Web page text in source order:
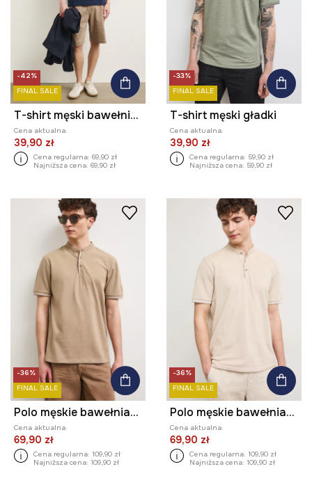
-42%
FINAL SALE
T-shirt męski bawełniany
Cena aktualna:
39,90 zł
Cena regularna: 69,90 zł
Najniższa cena: 69,90 zł
-33%
FINAL SALE
T-shirt męski gładki
Cena aktualna:
39,90 zł
Cena regularna: 59,90 zł
Najniższa cena: 59,90 zł
-36%
FINAL SALE
Polo męskie bawełniane z elastanem
Cena aktualna:
69,90 zł
Cena regularna: 109,90 zł
Najniższa cena: 109,90 zł
-36%
FINAL SALE
Polo męskie bawełniane z elastanem
Cena aktualna:
69,90 zł
Cena regularna: 109,90 zł
Najniższa cena: 109,90 zł